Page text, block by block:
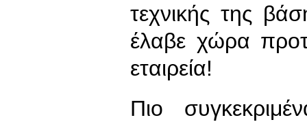
τεχνικής της
έλαβε χώρα
εταιρεία!
Πιο